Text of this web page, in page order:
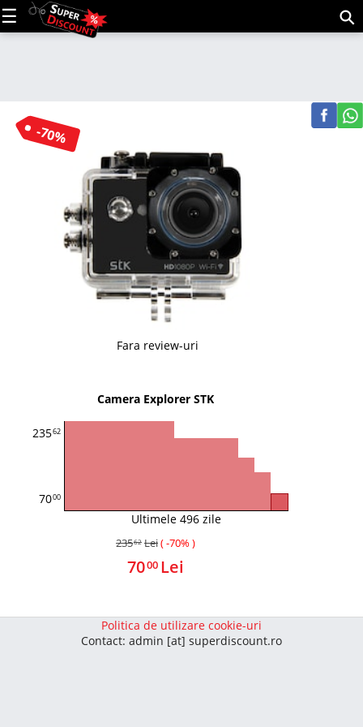
-70%
Fara review-uri
Camera Explorer STK
23562
7000
Ultimele 496 zile
23562 Lei( -70% )
7000 Lei
Politica de utilizare cookie-uri
Contact: admin [at] superdiscount.ro